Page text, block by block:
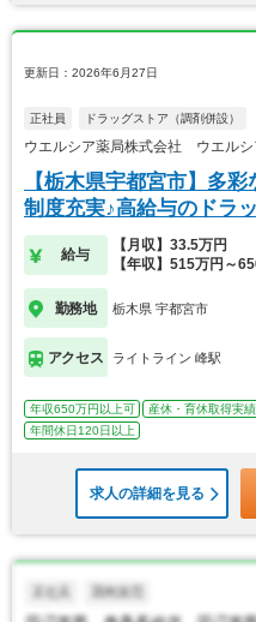
更新日：2026年6月27日
正社員 ドラッグストア（調剤併設）
ウエルシア薬局株式会社 ウエルシ
【栃木県宇都宮市】多
制度充実♪高給与のドラ
給与
【月収】33.5万円
【年収】515万円～
勤務地 栃木県 宇都宮市
アクセス ライトライン 峰駅
年収650万円以上可 産休・育休取得実
年間休日120日以上
求人の詳細を見る